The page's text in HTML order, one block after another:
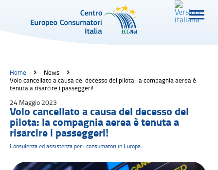
Home
News
Volo cancellato a causa del decesso del pilota: la compagnia aerea è
tenuta a risarcire i passeggeri!
24 Maggio 2023
Volo cancellato a causa del decesso del
pilota: la compagnia aerea è tenuta a
risarcire i passeggeri!
Consulenza ed assistenza per i consumatori in Europa